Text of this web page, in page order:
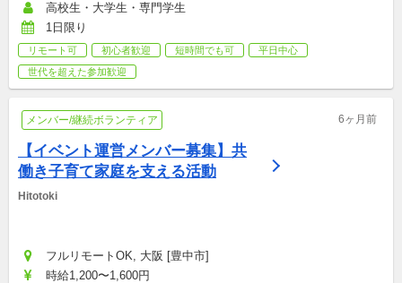
高校生・大学生・専門学生
1日限り
リモート可 初心者歓迎 短時間でも可
平日中心
世代を超えた参加歓迎
メンバー/継続ボランティア 6ヶ月前
【イベント運営メンバー募集】共
働き子育て家庭を支える活動
Hitotoki
フルリモートOK, 大阪 [豊中市]
時給1,200〜1,600円